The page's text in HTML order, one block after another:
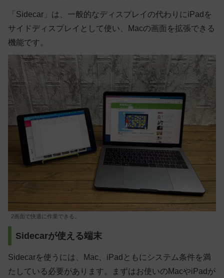
「Sidecar」は、一般的なディスプレイの代わりにiPadを
サイドディスプレイとして使い、Macの画面を拡張できる
機能です。
2画面で快適に作業できる。
Sidecarが使える端末
Sidecarを使うには、Mac、iPadともにシステム条件を満
たしている必要があります。まずはお使いのMacやiPadが